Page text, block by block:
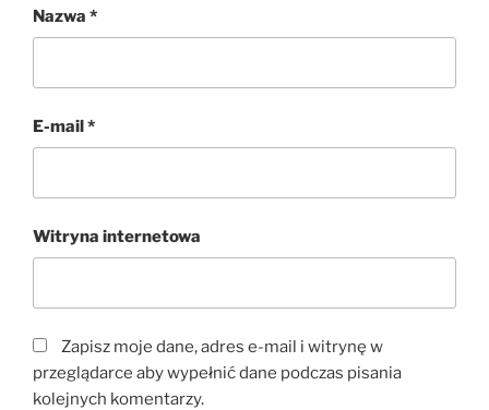
Nazwa *
E-mail*
Witryna internetowa
Zapisz moje dane, adres e-mail i witrynę w
przeglądarce aby wypełnić dane podczas pisania
kolejnych komentarzy.